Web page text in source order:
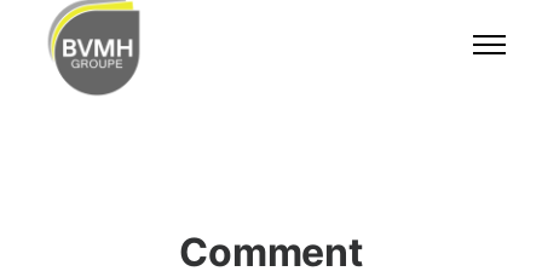
Comment